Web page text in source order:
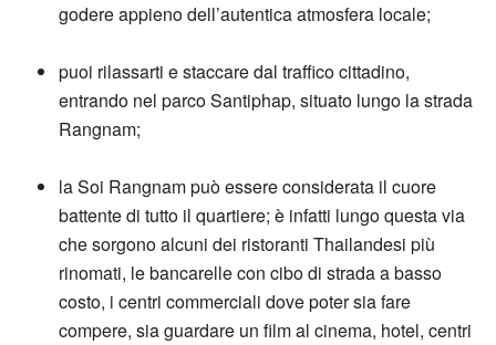
godere appieno dell’autentica atmosfera locale;
puoi rilassarti e staccare dal traffico cittadino,
entrando nel parco Santiphap, situato lungo la strada
Rangnam;
la Soi Rangnam può essere considerata il cuore
battente di tutto il quartiere; è infatti lungo questa via
che sorgono alcuni dei ristoranti Thailandesi più
rinomati, le bancarelle con cibo di strada a basso
costo, i centri commerciali dove poter sia fare
compere, sia guardare un film al cinema, hotel, centri